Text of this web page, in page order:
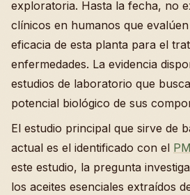
exploratoria. Hasta la fecha, no
clínicos en humanos que
eficacia de esta planta para el
enfermedades. La evidencia
estudios de laboratorio que
potencial biológico de sus
El estudio principal que sirve de
actual es el identificado con el
este estudio, la pregunta
los aceites esenciales extraídos